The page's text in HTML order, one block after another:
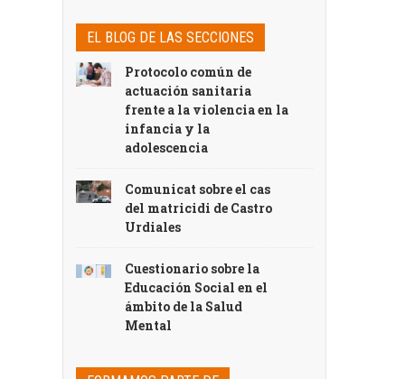
EL BLOG DE LAS SECCIONES
Protocolo común de
actuación sanitaria
frente a la violencia en la
infancia y la
adolescencia
Comunicat sobre el cas
del matricidi de Castro
Urdiales
Cuestionario sobre la
Educación Social en el
ámbito de la Salud
Mental